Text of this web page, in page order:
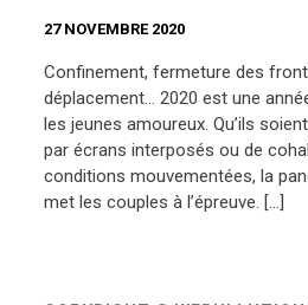
27 NOVEMBRE 2020
Confinement, fermeture des
déplacement… 2020 est une
les jeunes amoureux. Qu’ils
par écrans interposés ou de
conditions mouvementées, la
met les couples à l’épreuve. […]